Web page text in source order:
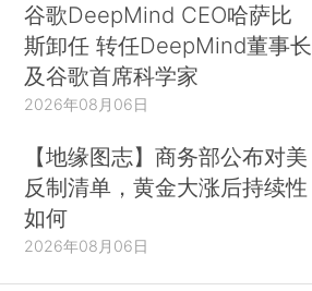
谷歌DeepMind CEO哈萨比
斯卸任 转任DeepMind董事长
及谷歌首席科学家
2026年08月06日
【地缘图志】商务部公布对美
反制清单，黄金大涨后持续性
如何
2026年08月06日